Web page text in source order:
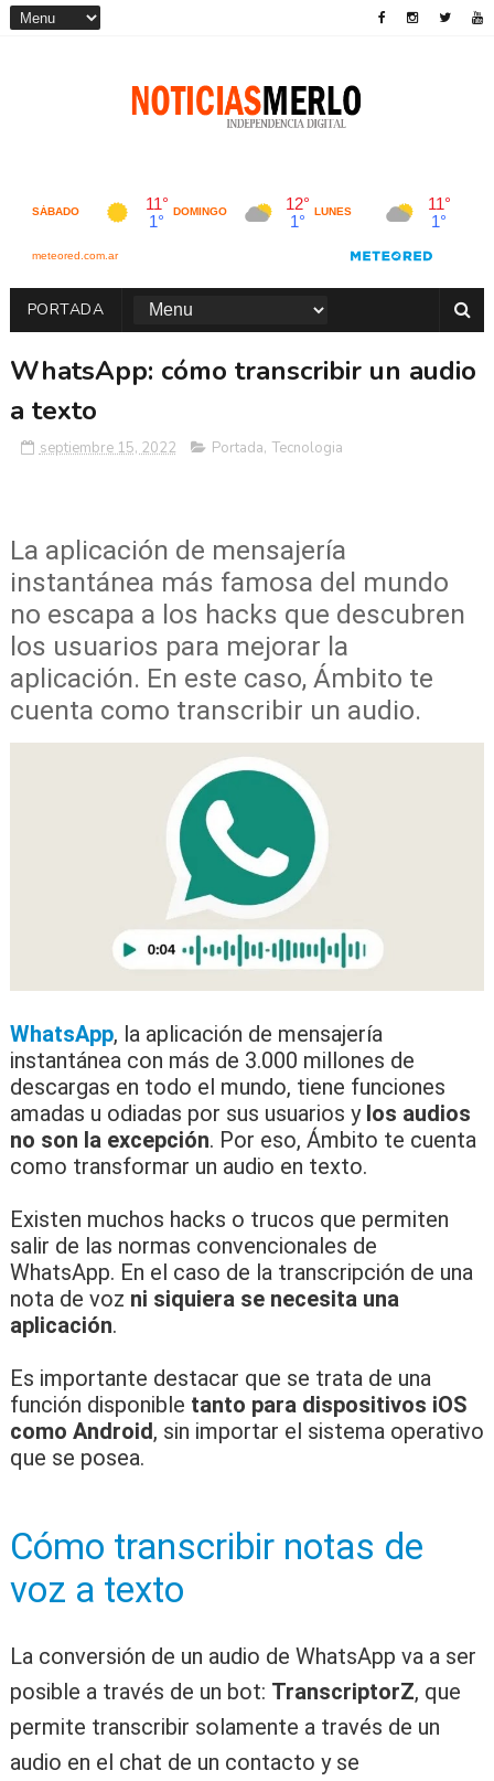
PORTADA
WhatsApp: cómo transcribir un audio
a texto
septiembre 15, 2022 Portada, Tecnologia
La aplicación de mensajería
instantánea más famosa del mundo
no escapa a los hacks que descubren
los usuarios para mejorar la
aplicación. En este caso, Ámbito te
cuenta como transcribir un audio.
WhatsApp, la aplicación de mensajería
instantánea con más de 3.000 millones de
descargas en todo el mundo, tiene funciones
amadas u odiadas por sus usuarios ylos audios
no son la excepción. Por eso, Ámbito te cuenta
como transformar un audio en texto.
Existen muchos hacks o trucos que permiten
salir de las normas convencionales de
WhatsApp. En el caso de la transcripción de una
nota de voz ni siquiera se necesita una
aplicación.
Es importante destacar que se trata de una
función disponible tanto para dispositivos iOS
como Android, sin importar el sistema operativo
que se posea.
Cómo transcribir notas de
voz a texto
La conversión de un audio de WhatsApp va a ser
posible a través de un bot: TranscriptorZ, que
permite transcribir solamente a través de un
audio en el chat de un contacto y se